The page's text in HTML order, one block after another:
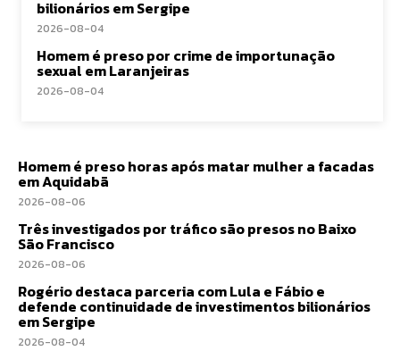
bilionários em Sergipe
2026-08-04
Homem é preso por crime de importunação
sexual em Laranjeiras
2026-08-04
Homem é preso horas após matar mulher a facadas
em Aquidabã
2026-08-06
Três investigados por tráfico são presos no Baixo
São Francisco
2026-08-06
Rogério destaca parceria com Lula e Fábio e
defende continuidade de investimentos bilionários
em Sergipe
2026-08-04